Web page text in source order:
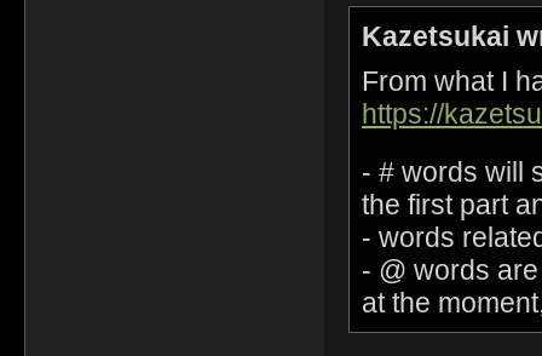
Kazetsukai
From what I
https://
- # words will
the first part
- words
- @ words
at the